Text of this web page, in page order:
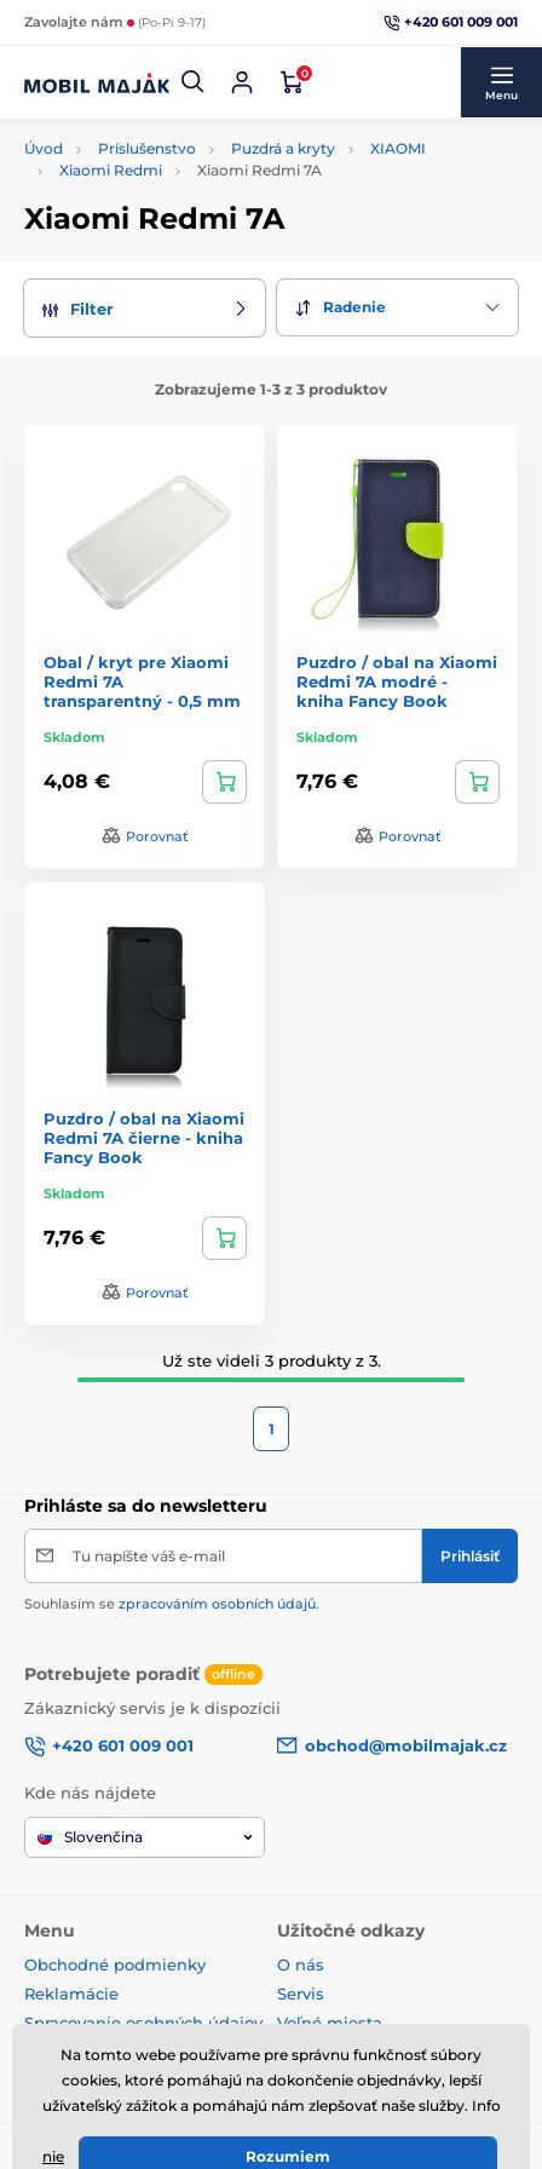
Zavolajte nám (Po-Pi 9-17) +420 601 009 001
0
Menu
Úvod Príslušenstvo Puzdrá a kryty
XIAOMI
Xiaomi Redmi
Xiaomi Redmi 7A
Xiaomi Redmi 7A
Filter Radenie
Zobrazujeme 1-3 z 3 produktov
Obal / kryt pre Xiaomi
Redmi 7A
transparentný - 0,5 mm
Skladom
4,08 €
Porovnať
Puzdro / obal na Xiaomi
Redmi 7A modré -
kniha Fancy Book
Skladom
7,76 €
Porovnať
Puzdro / obal na Xiaomi
Redmi 7A čierne - kniha
Fancy Book
Skladom
7,76 €
Porovnať
Už ste videli 3 produkty z 3.
1
Prihláste sa do newsletteru
Tu napíšte váš e-mail Prihlásiť
Souhlasím se zpracováním osobních údajů.
Potrebujete poradiť offline
Zákaznický servis je k dispozícii
+420 601 009 001
obchod@mobilmajak.cz
Kde nás nájdete
Slovenčina
Menu
Obchodné podmienky
Reklamácie
Spracovanie osobných údajov
Doprava a platba
Odstúpenie od zmluvy
Užitočné odkazy
O nás
Servis
Voľné miesta
Kontakt
© 2026 www.mobilmajak.sk ⦁ E-shop vytvorila
Na tomto webe používame pre správnu funkčnosť súbory
cookies, ktoré pomáhajú na dokončenie objednávky, lepší
užívateľský zážitok a pomáhajú nám zlepšovať naše služby. Info
nie Rozumiem